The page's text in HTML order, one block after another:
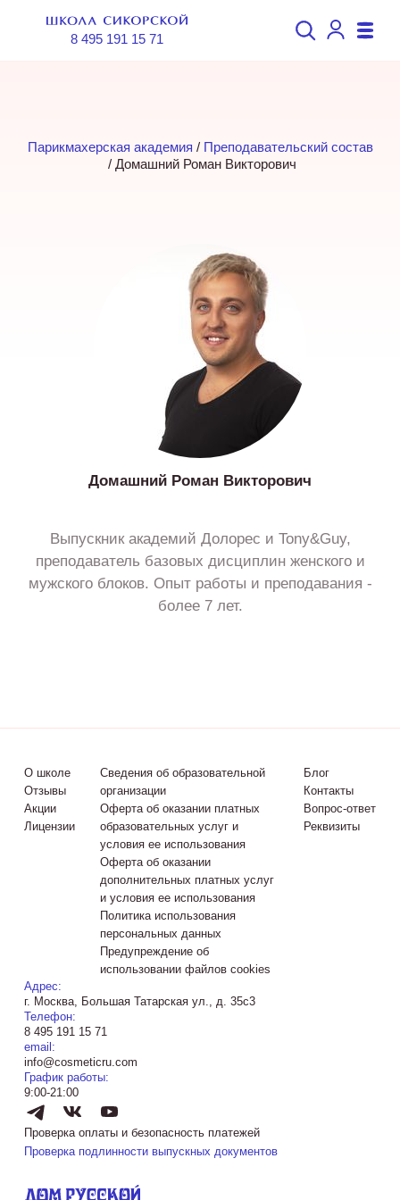
8 495 191 15 71
Парикмахерская академия / Преподавательский состав
/ Домашний Роман Викторович
Домашний Роман Викторович
Выпускник академий Долорес и Tony&Guy,
преподаватель базовых дисциплин женского и
мужского блоков. Опыт работы и преподавания -
более 7 лет.
О школе
Отзывы
Акции
Лицензии
Сведения об образовательной
организации
Оферта об оказании платных
образовательных услуг и
условия ее использования
Оферта об оказании
дополнительных платных услуг
и условия ее использования
Политика использования
персональных данных
Предупреждение об
использовании файлов cookies
Блог
Контакты
Вопрос-ответ
Реквизиты
Адрес:
г. Москва, Большая Татарская ул., д. 35с3
Телефон:
8 495 191 15 71
email:
info@cosmeticru.com
График работы:
9:00-21:00
Проверка оплаты и безопасность платежей
Проверка подлинности выпускных документов